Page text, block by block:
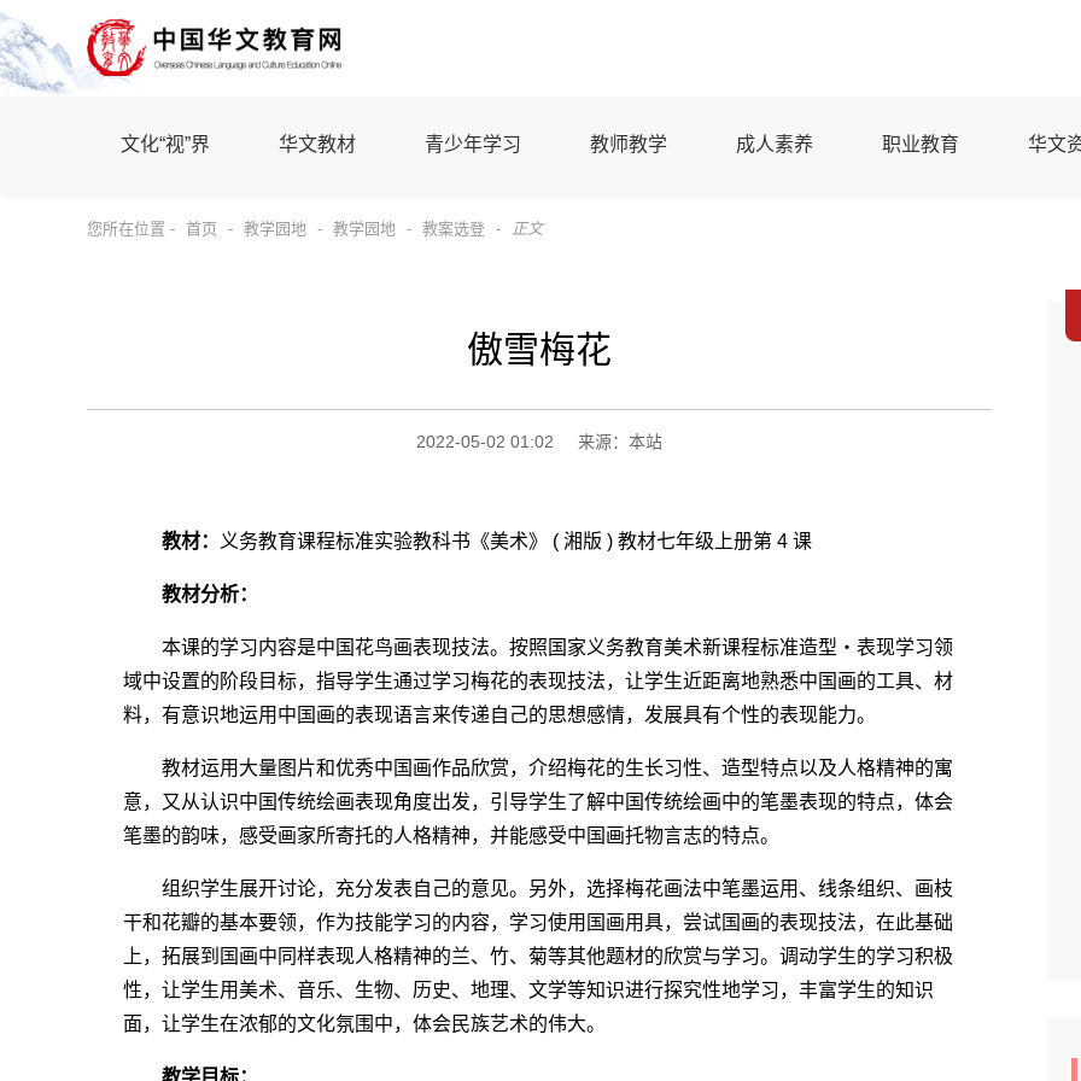
文化“视”界 华文教材 青少年学习 教师教学 成人素养 职业教育 华文
您所在位置 - 首页 - 教学园地 - 教学园地 - 教案选登 - 正文
傲雪梅花
2022-05-02 01:02 来源：本站
教材： 义务教育课程标准实验教科书《美术》 ( 湘版 ) 教材七年级上册第 4 课
教材分析：
本课的学习内容是中国花鸟画表现技法。按照国家义务教育美术新课程标准造型・表现学习领
域中设置的阶段目标，指导学生通过学习梅花的表现技法，让学生近距离地熟悉中国画的工具、材
料，有意识地运用中国画的表现语言来传递自己的思想感情，发展具有个性的表现能力。
教材运用大量图片和优秀中国画作品欣赏，介绍梅花的生长习性、造型特点以及人格精神的寓
意，又从认识中国传统绘画表现角度出发，引导学生了解中国传统绘画中的笔墨表现的特点，体会
笔墨的韵味，感受画家所寄托的人格精神，并能感受中国画托物言志的特点。
组织学生展开讨论，充分发表自己的意见。另外，选择梅花画法中笔墨运用、线条组织、画枝
干和花瓣的基本要领，作为技能学习的内容，学习使用国画用具，尝试国画的表现技法，在此基础
上，拓展到国画中同样表现人格精神的兰、竹、菊等其他题材的欣赏与学习。调动学生的学习积极
性，让学生用美术、音乐、生物、历史、地理、文学等知识进行探究性地学习，丰富学生的知识
面，让学生在浓郁的文化氛围中，体会民族艺术的伟大。
教学目标：